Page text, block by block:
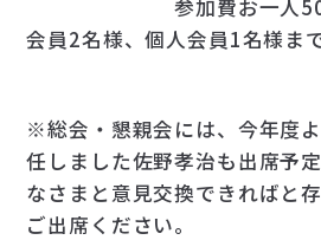
参加費お一人5000
会員2名様、個人会員1名様ま
※総会・懇親会には、今年度
任しました佐野孝治も出席予
なさまと意見交換できればと
ご出席ください。